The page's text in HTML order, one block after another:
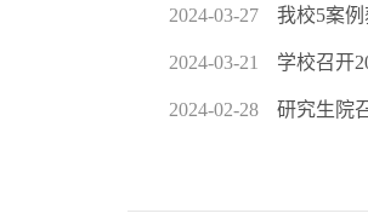
2024-03-27 我校5案
2024-03-21 学校召开
2024-02-28 研究生院